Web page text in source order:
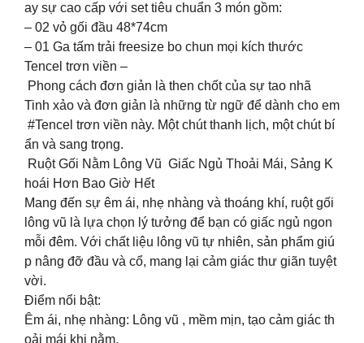
ay sự cao cấp với set tiêu chuẩn 3 món gồm:
– 02 vỏ gối đầu 48*74cm
– 01 Ga tấm trải freesize bo chun mọi kích thước
Tencel trơn viền –
Phong cách đơn giản là then chốt của sự tao nhã
Tinh xảo và đơn giản là những từ ngữ để dành cho em
#Tencel trơn viền này. Một chút thanh lịch, một chút bí
ẩn và sang trọng.
Ruột Gối Nằm Lông Vũ Giấc Ngủ Thoải Mái, Sảng K
hoái Hơn Bao Giờ Hết
Mang đến sự êm ái, nhẹ nhàng và thoáng khí, ruột gối
lông vũ là lựa chọn lý tưởng để bạn có giấc ngủ ngon
mỗi đêm. Với chất liệu lông vũ tự nhiên, sản phẩm giú
p nâng đỡ đầu và cổ, mang lại cảm giác thư giãn tuyệt
vời.
Điểm nổi bật:
Êm ái, nhẹ nhàng: Lông vũ , mềm mịn, tạo cảm giác th
oải mái khi nằm.